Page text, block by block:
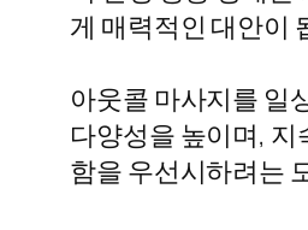
게 매력적인 대안이
아웃콜 마사지를 일
다양성을 높이며,
함을 우선시하려는